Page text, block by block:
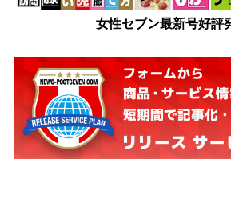
女性セブン最新号好評